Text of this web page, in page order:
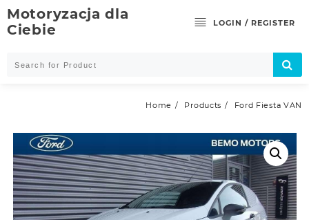
Skip
to
content
Motoryzacja dla
Ciebie
LOGIN / REGISTER
Home Products Ford Fiesta VAN